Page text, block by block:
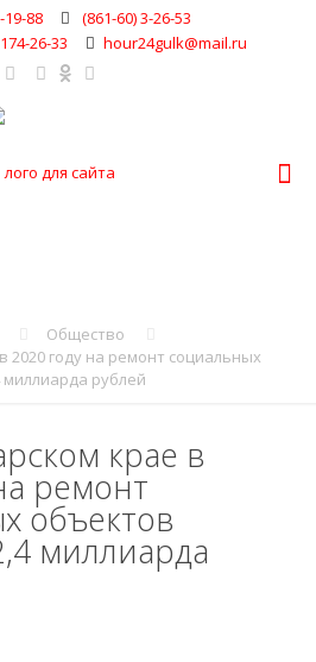
19-88
(861-60) 3-26-53
26-33
hour24gulk@mail.ru
Общество
2020 году на ремонт социальных
рублей
крае в
ремонт
объектов
миллиарда